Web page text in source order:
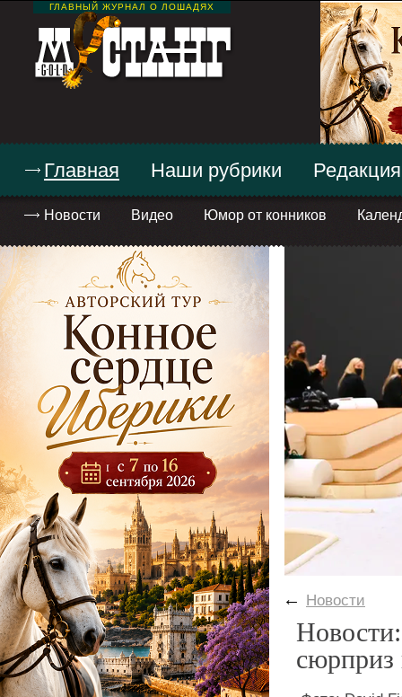
ГЛАВНЫЙ ЖУРНАЛ О ЛОШАДЯХ
Главная
Новости Видео Юмор от конников
Наши рубрики Редакция
← Новости
сюрприз